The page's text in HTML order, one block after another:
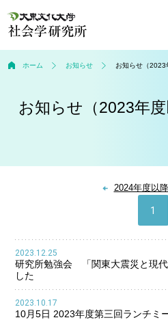
ホーム お知らせ お知らせ（2023
お知らせ（2023年度
2024年度以
1
2023.12.25
研究所勉強会 「関東大震災と現
した
2023.10.17
10月5日 2023年度第三回ランチミ